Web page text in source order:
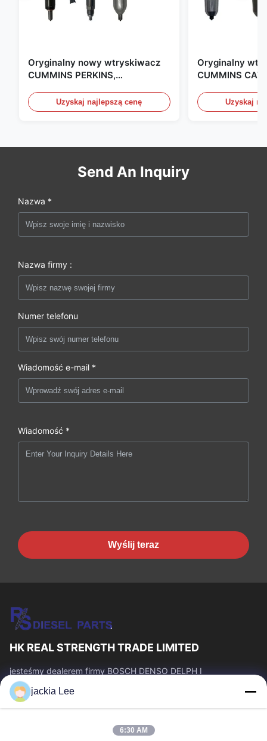
Oryginalny nowy wtryskiwacz
CUMMINS PERKINS,
CAT, CUMMINS, Pkerins Dealer,
wszystko jest oryginalnie nowe
Uzyskaj najlepszą cenę
Oryginalny
CUMMINS CAT
Zjednoczonych.
Uzyskaj
Send An Inquiry
Nazwa *
Nazwa firmy :
Numer telefonu
Wiadomość e-mail *
Wiadomość *
Wyślij teraz
HK REAL STRENGTH TRADE LIMITED
jesteśmy dealerem firmy BOSCH DENSO DELPH I
CATERPILLAR VOLVO CUMMINS TOYOTA ISUZU. Numer
WhatsApp: 0086 159 2067 9523.
Szybkie Linki
Produkty
jackia Lee
6:30 AM